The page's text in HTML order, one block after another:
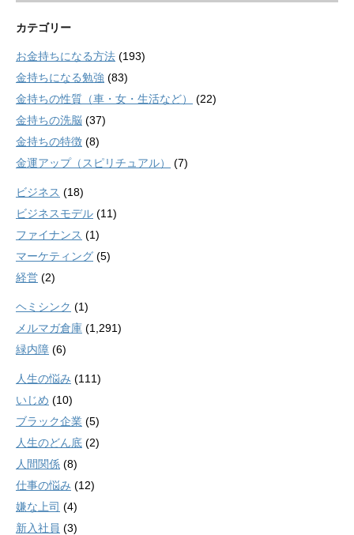
カテゴリー
お金持ちになる方法 (193)
金持ちになる勉強 (83)
金持ちの性質（車・女・生活など）
(22)
金持ちの洗脳 (37)
金持ちの特徴 (8)
金運アップ（スピリチュアル）
(7)
ビジネス (18)
ビジネスモデル (11)
ファイナンス (1)
マーケティング (5)
経営 (2)
ヘミシンク (1)
メルマガ倉庫 (1,291)
緑内障 (6)
人生の悩み (111)
いじめ (10)
ブラック企業 (5)
人生のどん底 (2)
人間関係 (8)
仕事の悩み (12)
嫌な上司 (4)
新入社員 (3)